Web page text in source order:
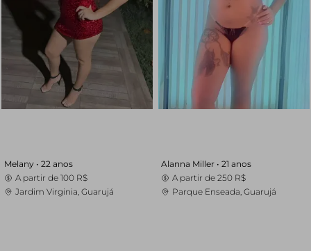
Melany • 22 anos
A partir de 100 R$
Jardim Virginia, Guarujá
Alanna Miller • 21 anos
A partir de 250 R$
Parque Enseada, Guarujá